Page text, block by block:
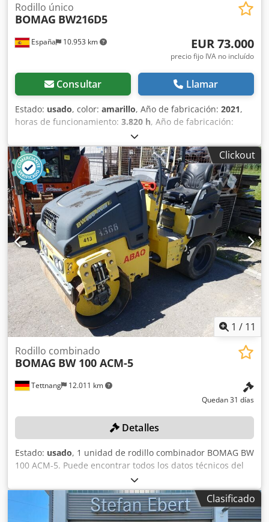
España 10.953 km
Rodillo único
BOMAG BW216D5
EUR 73.000
precio fijo IVA no incluído
Consultar Llamar
Estado: usado, color: amarillo, Año de fabricación: 2021,
horas de funcionamiento: 3.820 h, Año de fabricación:
2021 Peso en vacío: 16.000 kg Dimensiones (lxanxal): 622 x
230 x 299 cm Tipo de motor: Deutz DEUTZ TCD4.1 L-4
Ubicación: Sagunto (Valencia) Rodillo de compactación
usado, de hombre sentado marca Bomag , modelo BW216
D5 . Se trata de una apisonadora de ruedas y un solo
tambor de 16 toneladas. Este versátil compactador se
adapta sin problema a cualquier lugar del trabajo,
proporcionando resultados de compactación y
apisonamiento líderes del sector en obras pequeñas o
medianas, en trabajos de construcción de infraestructura
de transporte como carreteras o construcción de edificios.
El rodillo compactador de ocasión BW216 D5 tiene un peso
de 15.990 kg. y una anchura de tambor de 2,13 m. Ancho
de tambor: 2.130 mm Diámetro de tambor: 1.500 mm
Dsdpfsx Sqhisx Ag Ujwa Capacidad de depósito: 250 l
Amplitud: 2,10/1,10 mm CE
Clickout
1 / 11
Tettnang 12.011 km
Rodillo combinado
BOMAG BW 100 ACM-5
Quedan 31 días
Detalles
Estado: usado, 1 unidad de rodillo combinador BOMAG BW
100 ACM-5. Puede encontrar todos los datos técnicos del
artículo que se subasta en la sección «Documentos» en
formato PDF, disponible para descargar. Color: como se
muestra en las imágenes, de acuerdo con las fotos y la
inspección. Dedpszqaycjfx Ag Uewa Estado: usado.
Clasificado